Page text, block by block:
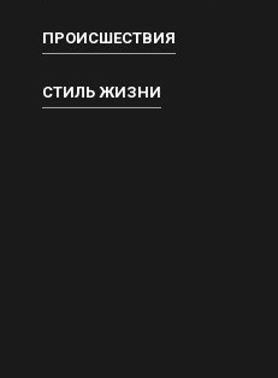
ПРОИСШЕСТВИЯ
СТИЛЬ ЖИЗНИ